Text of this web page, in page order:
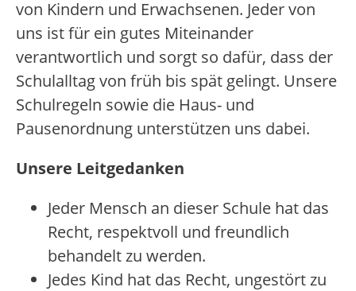
von Kindern und Erwachsenen. Jeder von
uns ist für ein gutes Miteinander
verantwortlich und sorgt so dafür, dass der
Schulalltag von früh bis spät gelingt. Unsere
Schulregeln sowie die Haus- und
Pausenordnung unterstützen uns dabei.
Unsere Leitgedanken
Jeder Mensch an dieser Schule hat das
Recht, respektvoll und freundlich
behandelt zu werden.
Jedes Kind hat das Recht, ungestört zu